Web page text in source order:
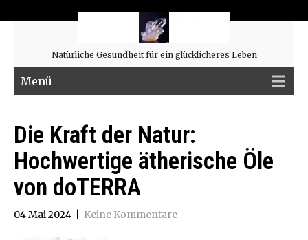
Natürliche Gesundheit für ein glücklicheres Leben
Menü
Die Kraft der Natur:
Hochwertige ätherische Öle
von doTERRA
04 Mai 2024 Keine Kommentare